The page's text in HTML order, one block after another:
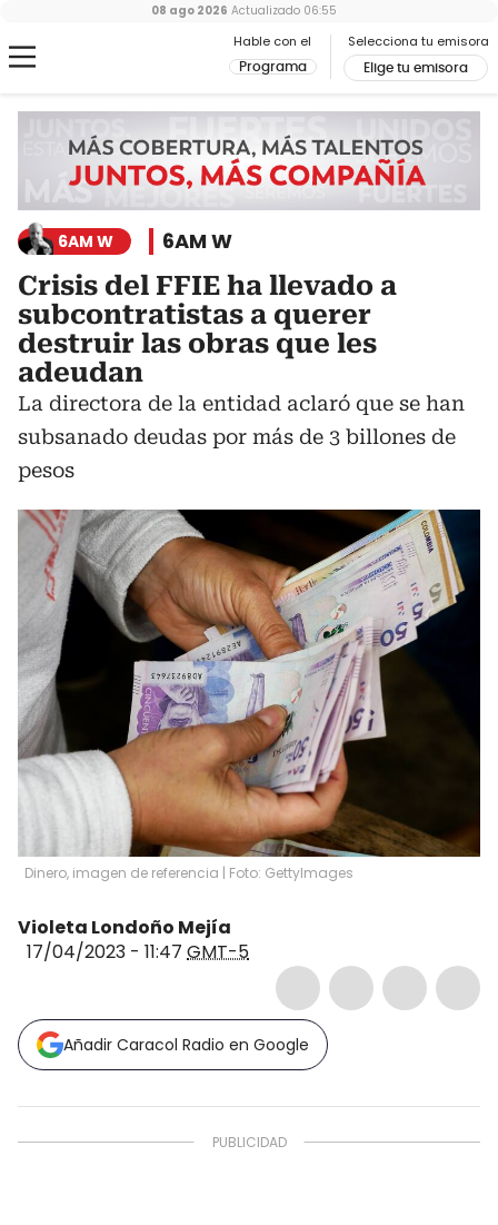
Hable con el
Programa
Selecciona tu emisora
Elige tu emisora
08 ago 2026 Actualizado 06:55
6AM W 6AM W
Crisis del FFIE ha llevado a
subcontratistas a querer
destruir las obras que les
adeudan
La directora de la entidad aclaró que se han
subsanado deudas por más de 3 billones de
pesos
Dinero, imagen de referencia | Foto: GettyImages
Violeta Londoño Mejía
17/04/2023 - 11:47 GMT-5
Añadir Caracol Radio en Google